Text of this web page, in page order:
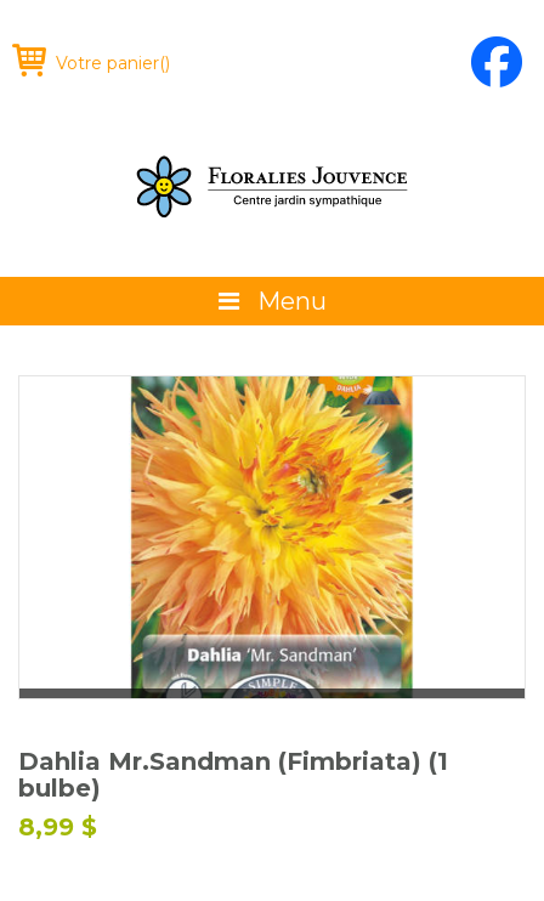
Votre panier()
Menu
La boutique
Promotions et évènements
Conseils
Glossaire
Calendrier horticole
Emplois
Service à la clientèle
Nous joindre
Dahlia Mr.Sandman (Fimbriata) (1
bulbe)
8,99 $